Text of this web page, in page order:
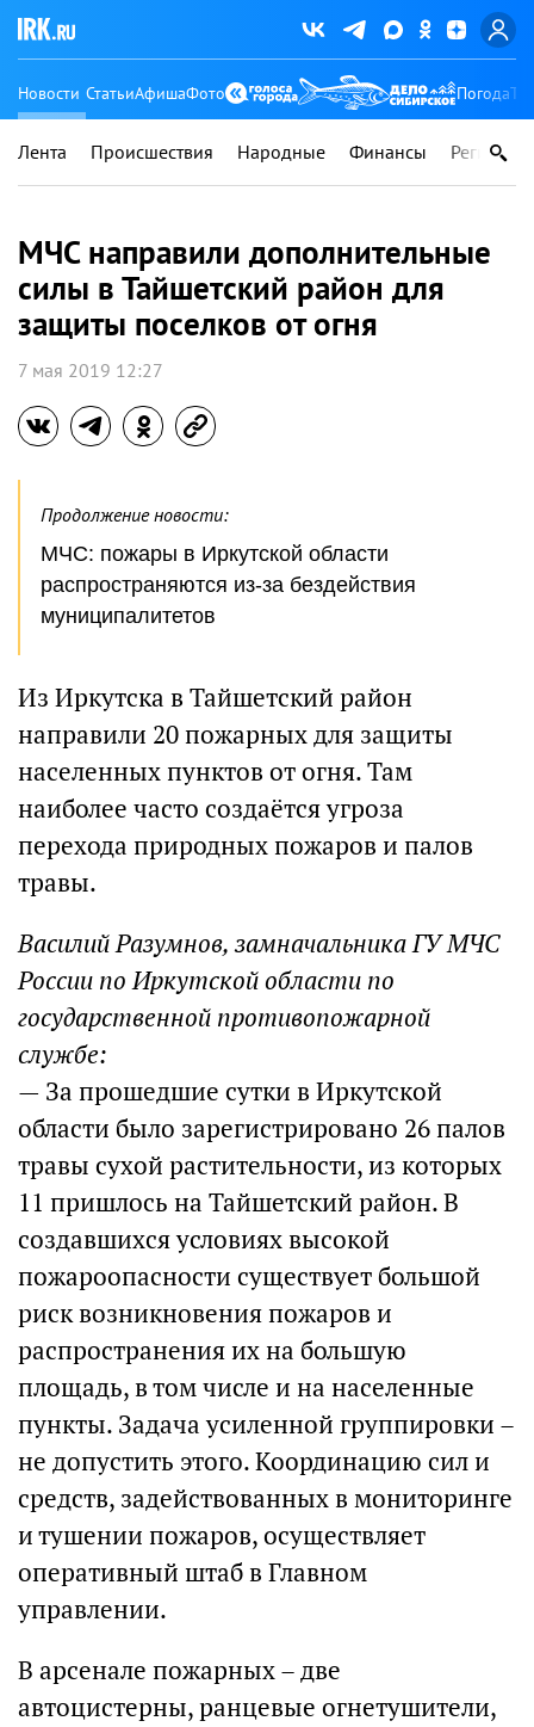
Новости СтатьиАфишаФото Погода
Лента Происшествия Народные Финансы Регионы
МЧС направили дополнительные
силы в Тайшетский район для
защиты поселков от огня
7 мая 2019 12:27
Продолжение новости:
МЧС: пожары в Иркутской области
распространяются из-за бездействия
муниципалитетов
Из Иркутска в Тайшетский район
направили 20 пожарных для защиты
населенных пунктов от огня. Там
наиболее часто создаётся угроза
перехода природных пожаров и палов
травы.
Василий Разумнов, замначальника ГУ МЧС
России по Иркутской области по
государственной противопожарной
службе:
— За прошедшие сутки в Иркутской
области было зарегистрировано 26 палов
травы сухой растительности, из которых
11 пришлось на Тайшетский район. В
создавшихся условиях высокой
пожароопасности существует большой
риск возникновения пожаров и
распространения их на большую
площадь, в том числе и на населенные
пункты. Задача усиленной группировки –
не допустить этого. Координацию сил и
средств, задействованных в мониторинге
и тушении пожаров, осуществляет
оперативный штаб в Главном
управлении.
В арсенале пожарных – две
автоцистерны, ранцевые огнетушители,